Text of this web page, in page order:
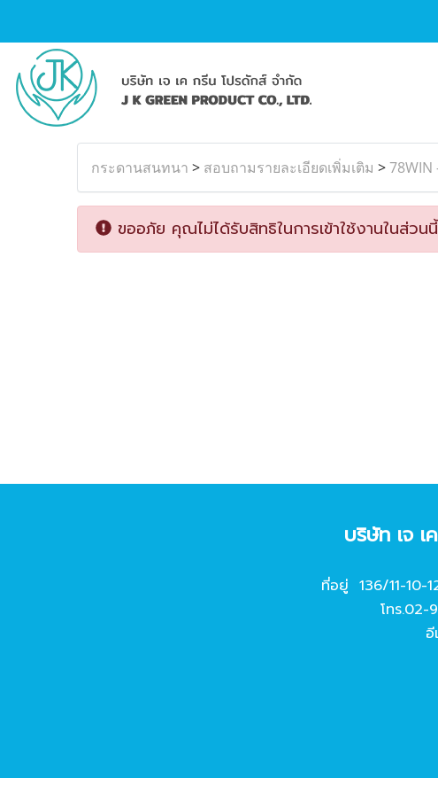
กระดานสนทนา > สอบถามรายละเอียดเพิ่มเติม >78WIN
ขออภัย คุณไม่ได้รับสิทธิในการเข้าใช้งานในส่วนนี้
บริษัท เจ
ที่อยู่ 136/11-10-
โทร.02-
อี